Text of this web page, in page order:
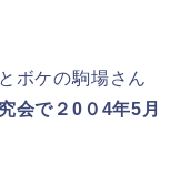
ボケの駒場さん
会で２0０4年5月